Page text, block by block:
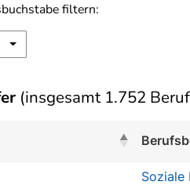
filtern:
(insgesamt 1.752
Soziale